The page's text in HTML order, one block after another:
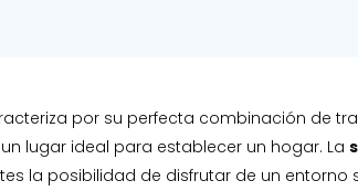
por su perfecta combinación de
lugar ideal para establecer un hogar. La
la posibilidad de disfrutar de un entorno